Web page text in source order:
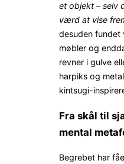
et objekt – selv
værd at vise
desuden fundet
møbler og
revner i gulve
harpiks og
kintsugi-
Fra skål til
mental
Begrebet har